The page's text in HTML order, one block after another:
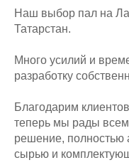
Наш выбор пал на
Татарстан.
Много усилий и
разработку
Благодарим
теперь мы рады всем
решение, полностью
сырью и